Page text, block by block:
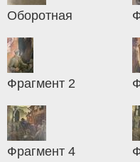
Оборотная
Фрагмент 2
Фрагмент 4